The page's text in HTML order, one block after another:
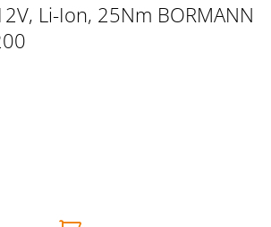
Li-Ion, 25Nm BORMANN
ΚΡΟΥΣΤΙΚΟ ΜΠΑΤΑΡΙΑΣ 12V, Li-Ion, 25Nm